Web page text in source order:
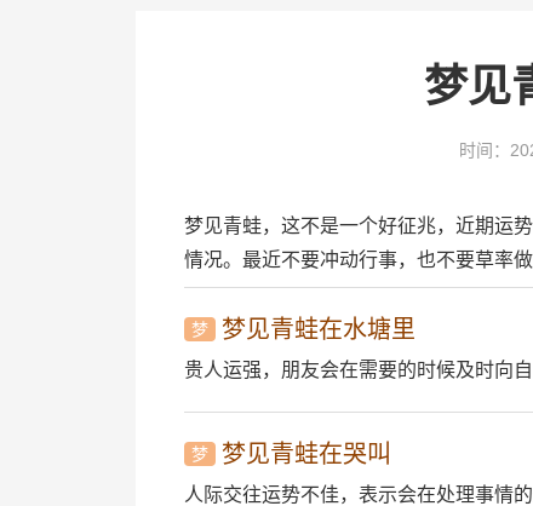
梦见
时间：
梦见青蛙，这不是一个好征兆，近期运
情况。最近不要冲动行事，也不要草率
梦 梦见青蛙在水塘里
贵人运强，朋友会在需要的时候及时向
梦 梦见青蛙在哭叫
人际交往运势不佳，表示会在处理事情